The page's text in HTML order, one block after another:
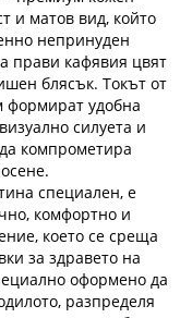
и матов вид, който
непринуден
прави кафявия цвят
блясък. Токът от
формират удобна
силуета и
компрометира
специален, е
комфортно и
което се среща
за здравето на
оформено да
разпределя